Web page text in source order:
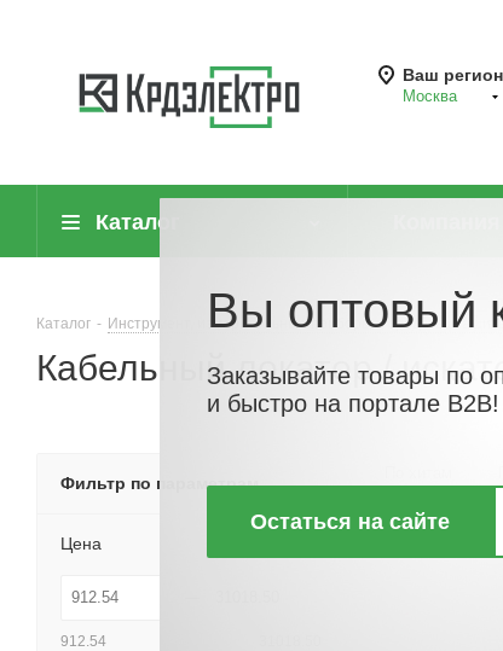
Ваш регион
Москва
Каталог
Каталог - Инструмент, измерительные приборы и средства
Кабельный локатор /
Фильтр по параметрам
Цена
912.54
Вы оптовый
Заказывайте товары по
и быстро на портале B2B!
Остаться на сайте